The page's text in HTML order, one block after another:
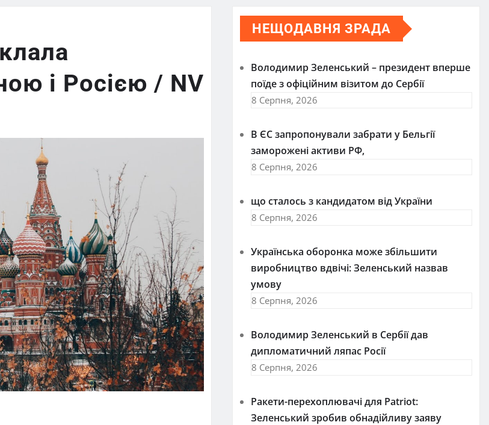
і Росією / NV
НЕЩОДАВНЯ ЗРАДА
Володимир Зеленський – президент вперше
поїде з офіційним візитом до Сербії
8 Серпня, 2026
В ЄС запропонували забрати у Бельгії
заморожені активи РФ,
8 Серпня, 2026
що сталось з кандидатом від України
8 Серпня, 2026
Українська оборонка може збільшити
виробництво вдвічі: Зеленський назвав
умову
8 Серпня, 2026
Володимир Зеленський в Сербії дав
дипломатичний ляпас Росії
8 Серпня, 2026
Ракети-перехоплювачі для Patriot:
Зеленський зробив обнадійливу заяву